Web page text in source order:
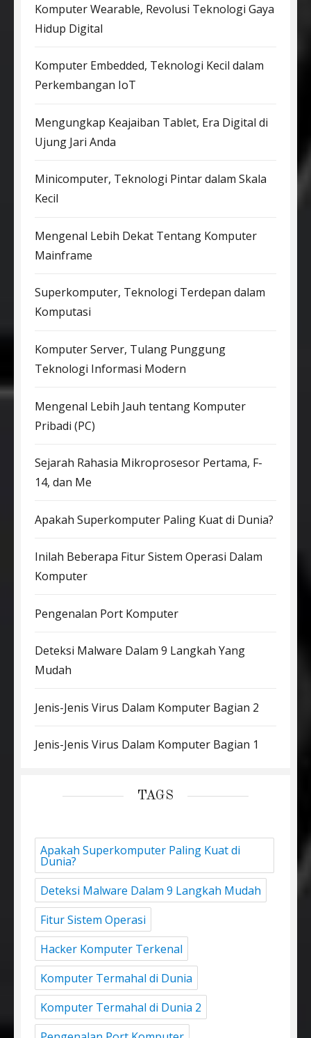
Komputer Wearable, Revolusi Teknologi Gaya
Hidup Digital
Komputer Embedded, Teknologi Kecil dalam
Perkembangan IoT
Mengungkap Keajaiban Tablet, Era Digital di
Ujung Jari Anda
Minicomputer, Teknologi Pintar dalam Skala
Kecil
Mengenal Lebih Dekat Tentang Komputer
Mainframe
Superkomputer, Teknologi Terdepan dalam
Komputasi
Komputer Server, Tulang Punggung
Teknologi Informasi Modern
Mengenal Lebih Jauh tentang Komputer
Pribadi (PC)
Sejarah Rahasia Mikroprosesor Pertama, F-
14, dan Me
Apakah Superkomputer Paling Kuat di Dunia?
Inilah Beberapa Fitur Sistem Operasi Dalam
Komputer
Pengenalan Port Komputer
Deteksi Malware Dalam 9 Langkah Yang
Mudah
Jenis-Jenis Virus Dalam Komputer Bagian 2
Jenis-Jenis Virus Dalam Komputer Bagian 1
TAGS
Apakah Superkomputer Paling Kuat di
Dunia?
Deteksi Malware Dalam 9 Langkah Mudah
Fitur Sistem Operasi
Hacker Komputer Terkenal
Komputer Termahal di Dunia
Komputer Termahal di Dunia 2